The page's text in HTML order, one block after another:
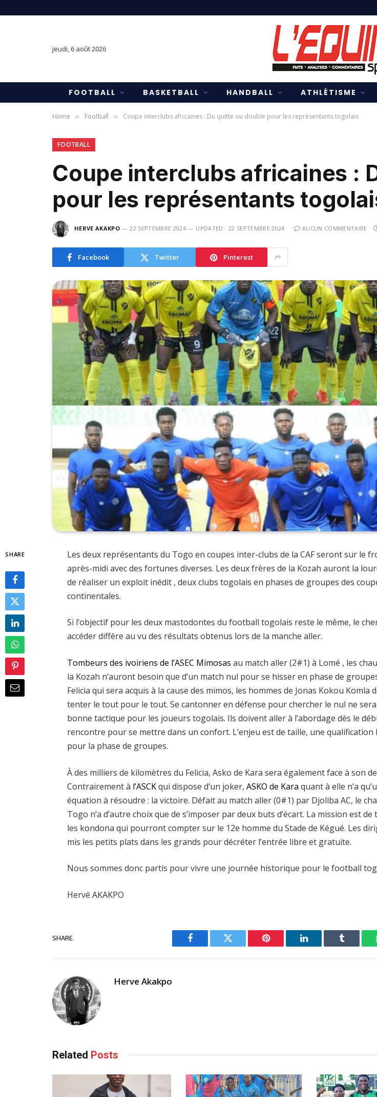
jeudi, 6 août 2026
FOOTBALL BASKETBALL HANDBALL ATHLÉTISME
Home » Football » Coupe interclubs africaines : Du quitte ou double pour les représentants togolais
FOOTBALL
Coupe interclubs africaines :
pour les représentants
HERVE AKAKPO 22 SEPTEMBRE 2024 UPDATED: 22 SEPTEMBRE 2024 AUCUN COMMENTAIRE
Facebook Twitter Pinterest
SHARE
Les deux représentants du Togo en coupes inter-clubs de la CAF seront sur le
après-midi avec des fortunes diverses. Les deux frères de la Kozah auront la
de réaliser un exploit inédit , deux clubs togolais en phases de groupes des
continentales.
Si l’objectif pour les deux mastodontes du football togolais reste le même, le
accéder diffère au vu des résultats obtenus lors de la manche aller.
Tombeurs des ivoiriens de l’ASEC Mimosas au match aller (2#1) à Lomé , les
la Kozah n’auront besoin que d’un match nul pour se hisser en phase de
Felicia qui sera acquis à la cause des mimos, les hommes de Jonas Kokou Komla
tenter le tout pour le tout. Se cantonner en défense pour chercher le nul ne
bonne tactique pour les joueurs togolais. Ils doivent aller à l’abordage dès le
rencontre pour se mettre dans un confort. L’enjeu est de taille, une
pour la phase de groupes.
À des milliers de kilomètres du Felicia, Asko de Kara sera également face à son
Contrairement à l’ASCKqui dispose d’un joker,ASKO de Kara quant à elle n’a
équation à résoudre : la victoire. Défait au match aller (0#1) par Djoliba AC, le
Togo n’a d’autre choix que de s’imposer par deux buts d’écart. La mission est
les kondona qui pourront compter sur le 12e homme du Stade de Kégué. Les
mis les petits plats dans les grands pour décréter l’entrée libre et gratuite.
Nous sommes donc partis pour vivre une journée historique pour le football
Hervé AKAKPO
SHARE.
Facebook Twitter Pinterest LinkedIn Tumblr
Herve Akakpo
Related Posts